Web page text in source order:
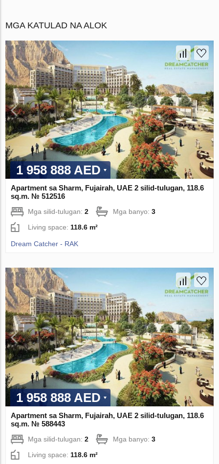
MGA KATULAD NA ALOK
1 958 888 AED
Apartment sa Sharm, Fujairah, UAE 2 silid-tulugan, 118.6
sq.m. № 512516
Mga silid-tulugan:2 Mga banyo:3
Living space:118.6 m²
Dream Catcher - RAK
1 958 888 AED
Apartment sa Sharm, Fujairah, UAE 2 silid-tulugan, 118.6
sq.m. № 588443
Mga silid-tulugan:2 Mga banyo:3
Living space: 118.6 m²